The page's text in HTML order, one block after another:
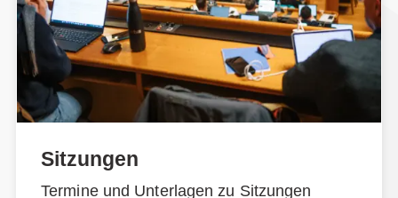
Sitzungen
Termine und Unterlagen zu Sitzungen